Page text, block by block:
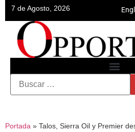
7 de Agosto, 2026
Portada » Talos, Sierra Oil y Premier